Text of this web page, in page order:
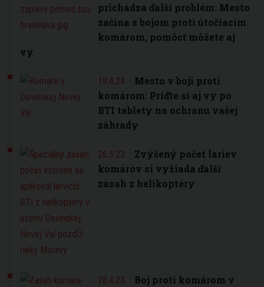
prichádza ďalší problém: Mesto
začína s bojom proti útočiacim
komárom, pomôcť môžete aj
vy
19.4.24.
Mesto v boji proti
komárom: Príďte si aj vy po
BTI tablety na ochranu vašej
záhrady
26.5.23.
Zvýšený počet lariev
komárov si vyžiada ďalší
zásah z helikoptéry
28.4.23.
Boj proti komárom v